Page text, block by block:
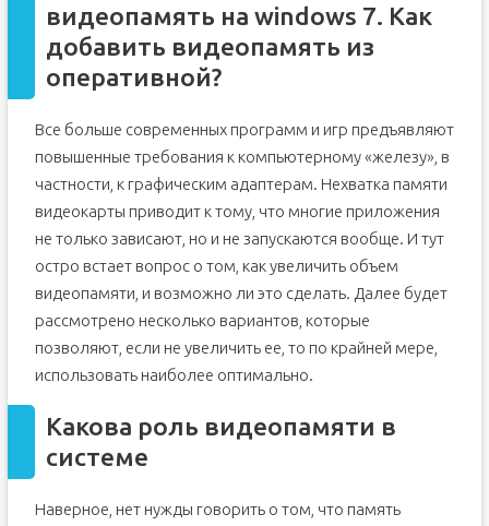
видеопамять на windows 7. Как
добавить видеопамять из
оперативной?
Все больше современных программ и игр предъявляют
повышенные требования к компьютерному «железу», в
частности, к графическим адаптерам. Нехватка памяти
видеокарты приводит к тому, что многие приложения
не только зависают, но и не запускаются вообще. И тут
остро встает вопрос о том, как увеличить объем
видеопамяти, и возможно ли это сделать. Далее будет
рассмотрено несколько вариантов, которые
позволяют, если не увеличить ее, то по крайней мере,
использовать наиболее оптимально.
Какова роль видеопамяти в
системе
Наверное, нет нужды говорить о том, что память